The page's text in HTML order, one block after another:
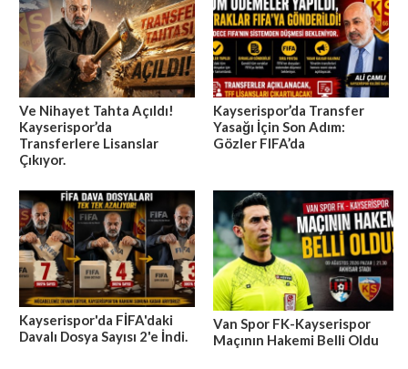
Ve Nihayet Tahta Açıldı!
Kayserispor’da
Transferlere Lisanslar
Çıkıyor.
Kayserispor’da Transfer
Yasağı İçin Son Adım:
Gözler FIFA’da
Kayserispor'da FİFA'daki
Davalı Dosya Sayısı 2'e İndi.
Van Spor FK-Kayserispor
Maçının Hakemi Belli Oldu